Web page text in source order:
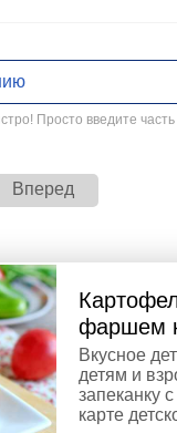
Просто введите
Вперед
фаршем
Вкусное
детям и
запеканку
карте